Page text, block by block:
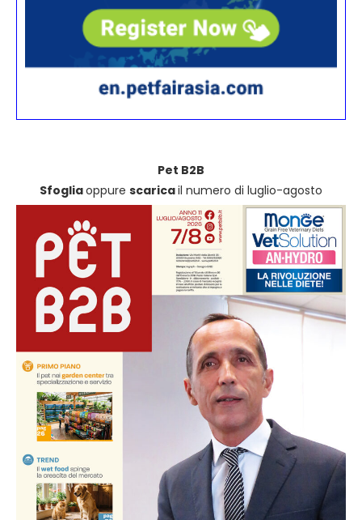
Pet B2B
Sfogliaoppure scaricail numero di luglio-agosto